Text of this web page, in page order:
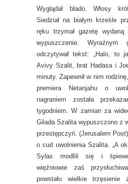
Wyglądał blado. Włosy
Siedział na białym krześle
ręku trzymał gazetę wydaną
wypuszczenie.
odczytywał tekst: „Halo, to
Avivy Szalit, brat Hadasa i
minuty. Zapewnił w nim
premiera Netanjahu o
nagraniem została
tygodniem. W zamian za
Gilada Szalita wypuszczono z
przestępczyń. (Jerusalem
o cud uwolnienia Szalita. „A
Sylas modlili się i
więźniowie zaś
powstało wielkie